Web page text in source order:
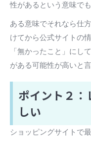
性があるという意味でも
ある意味でそれなら仕
けてから公式サイトの
「無かったこと」にし
がある可能性が高いと言
ポイント２
しい
ショッピングサイトで